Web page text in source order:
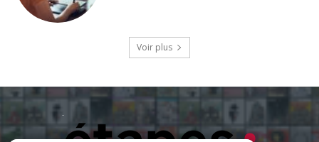
Voir plus